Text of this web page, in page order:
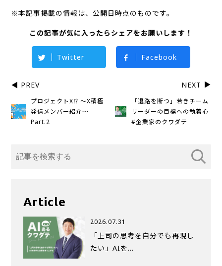
※本記事掲載の情報は、公開日時点のものです。
この記事が気に入ったらシェアをお願いします！
Twitter Facebook
PREV
プロジェクトX⁉ ～X積極
発信メンバー紹介～
Part.2
NEXT
「退路を断つ」若きチーム
リーダーの目標への執着心
#企業家のクワダテ
Article
2026.07.31
「上司の思考を自分でも再現し
たい」AIを…